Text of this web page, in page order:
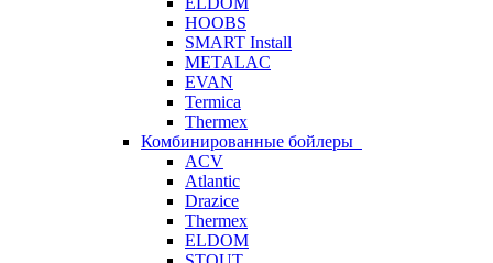
HOOBS
SMART Install
METALAC
EVAN
Termica
Thermex
Комбинированные бойлеры
ACV
Atlantic
Drazice
Thermex
ELDOM